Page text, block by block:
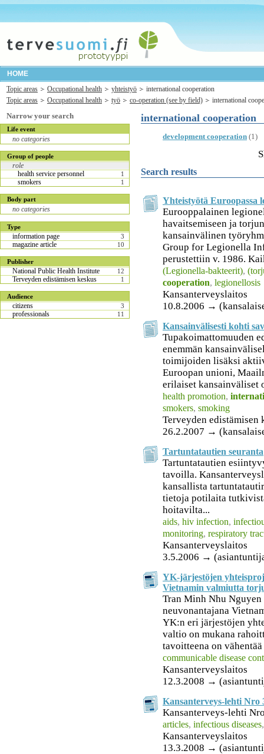
HOME
Topic areas
Occupational health yhteistyö
international cooperation
Topic areas
Occupational health työ co-operation (see by field) international
Narrow your search
Life event
no categories
Group of people
role
health service personnel
1
smokers 1
Body part
no categories
Type
information page 3
magazine article 10
Publisher
National Public Health Institute 12
Terveyden edistämisen keskus 1
Audience
citizens 3
professionals 11
international cooperation
development cooperation (1)
Search results
Yhteistyötä Euroopassa
Eurooppalainen
havaitsemiseen ja
kansainvälinen
Group for Legionella
perustettiin v. 1986.
(Legionella-bakteerit),
cooperation, legionellosis
Kansanterveyslaitos
10.8.2006 →
Kansainvälisesti kohti
Tupakoimattomuuden
enemmän
toimijoiden lisäksi
Euroopan unioni,
erilaiset kansainväliset
health promotion,
smokers, smoking
Terveyden edistämisen
26.2.2007 →
Tartuntatautien seuranta
Tartuntatautien
tavoilla.
kansallista
tietoja potilaita
hoitavilta...
aids, hiv infection,
monitoring, respiratory
Kansanterveyslaitos
3.5.2006 →
YK-järjestöjen
Vietnamin valmiutta
Tran Minh Nhu
neuvonantajana
YK:n eri järjestöjen
valtio on mukana
tavoitteena on
communicable disease
Kansanterveyslaitos
12.3.2008 →
Kansanterveys-lehti Nro
Kansanterveys-lehti
articles, infectious diseases
Kansanterveyslaitos
13.3.2008 →